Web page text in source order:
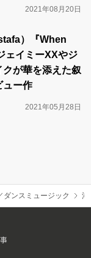
2021年08月20日
）『When
ェイミーXXやジ
が華を添えた叙
ュー作
2021年05月28日
ダンスミュージック 洋